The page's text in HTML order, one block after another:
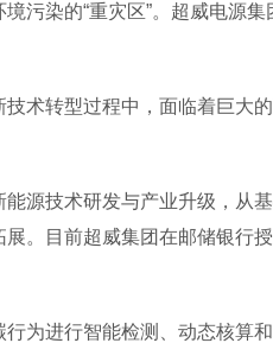
染的“重灾区”。超威电源集
转型过程中，面临着巨大的
源技术研发与产业升级，从
。目前超威集团在邮储银行
为进行智能检测、动态核算